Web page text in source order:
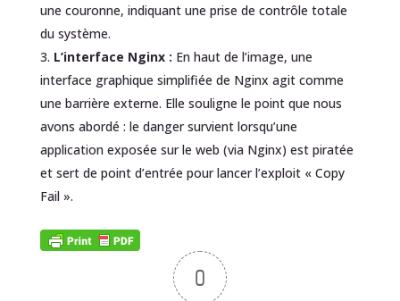
une couronne, indiquant une prise de contrôle totale
du système.
L’interface Nginx : En haut de l’image, une
interface graphique simplifiée de Nginx agit comme
une barrière externe. Elle souligne le point que nous
avons abordé : le danger survient lorsqu’une
application exposée sur le web (via Nginx) est piratée
et sert de point d’entrée pour lancer l’exploit « Copy
Fail ».
0